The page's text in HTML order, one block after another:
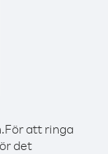
För att ringa
det